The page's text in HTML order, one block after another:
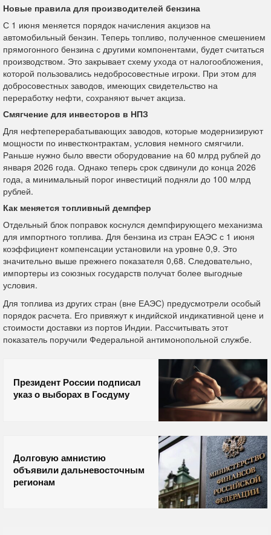
Новые правила для производителей бензина
С 1 июня меняется порядок начисления акцизов на
автомобильный бензин. Теперь топливо, полученное смешением
прямогонного бензина с другими компонентами, будет считаться
производством. Это закрывает схему ухода от налогообложения,
которой пользовались недобросовестные игроки. При этом для
добросовестных заводов, имеющих свидетельство на
переработку нефти, сохраняют вычет акциза.
Смягчение для инвесторов в НПЗ
Для нефтеперерабатывающих заводов, которые модернизируют
мощности по инвестконтрактам, условия немного смягчили.
Раньше нужно было ввести оборудование на 60 млрд рублей до
января 2026 года. Однако теперь срок сдвинули до конца 2026
года, а минимальный порог инвестиций подняли до 100 млрд
рублей.
Как меняется топливный демпфер
Отдельный блок поправок коснулся демпфирующего механизма
для импортного топлива. Для бензина из стран ЕАЭС с 1 июня
коэффициент компенсации установили на уровне 0,9. Это
значительно выше прежнего показателя 0,68. Следовательно,
импортеры из союзных государств получат более выгодные
условия.
Для топлива из других стран (вне ЕАЭС) предусмотрели особый
порядок расчета. Его привяжут к индийской индикативной цене и
стоимости доставки из портов Индии. Рассчитывать этот
показатель поручили Федеральной антимонопольной службе.
Президент России подписал
указ о выборах в Госдуму
Долговую амнистию
объявили дальневосточным
регионам